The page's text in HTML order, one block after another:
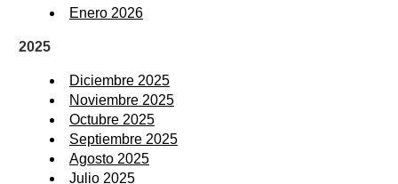
Enero 2026
2025
Diciembre 2025
Noviembre 2025
Octubre 2025
Septiembre 2025
Agosto 2025
Julio 2025